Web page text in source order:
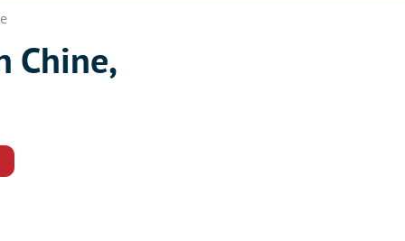
Chine,